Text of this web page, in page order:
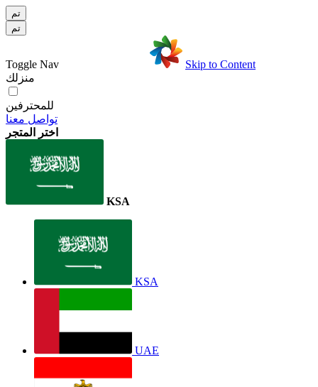
تم
تم
Toggle Nav
Skip to Content
منزلك
للمحترفين
تواصل معنا
اختر المتجر
KSA
KSA
UAE